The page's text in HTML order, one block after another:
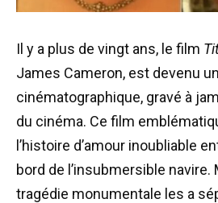
Il y a plus de vingt ans, le film
James Cameron, est devenu
cinématographique, gravé à
du cinéma. Ce film
l’histoire d’amour inoubliable
bord de l’insubmersible navire.
tragédie monumentale les a